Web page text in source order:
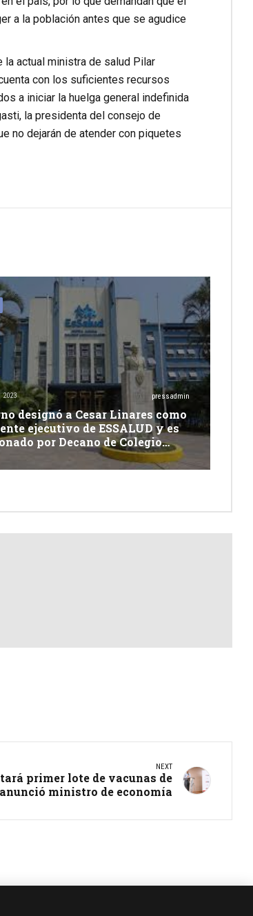
a la población antes que se agudice
actual ministra de salud Pilar
con los suficientes recursos
a iniciar la huelga general indefinida
la presidenta del consejo de
no dejarán de atender con piquetes
2023 pressadmin
designó a Cesar Linares como
ejecutivo de ESSALUD y es
por Decano de Colegio
NEXT
primer lote de vacunas de
ministro de economía